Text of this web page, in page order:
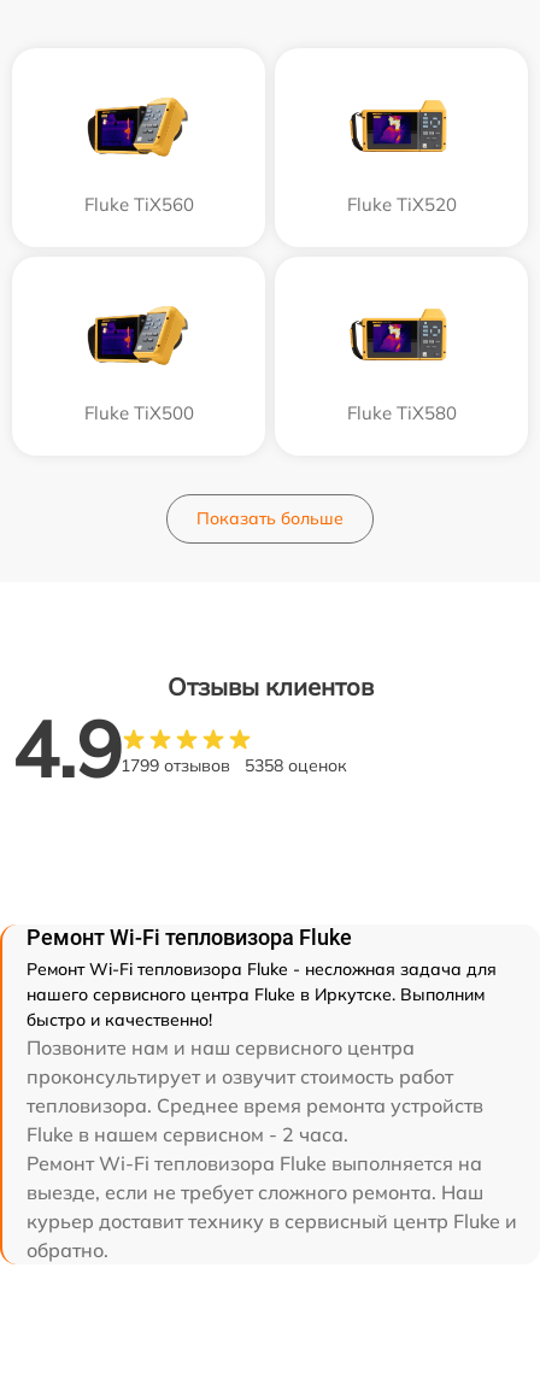
Fluke TiX560 Fluke TiX520
Fluke TiX500 Fluke TiX580
Показать больше
Отзывы клиентов
4.91799 отзывов 5358 оценок
Ремонт Wi-Fi тепловизора Fluke
Ремонт Wi-Fi тепловизора Fluke - несложная задача для
нашего сервисного центра Fluke в Иркутске. Выполним
быстро и качественно!
Позвоните нам и наш сервисного центра
проконсультирует и озвучит стоимость работ
тепловизора. Среднее время ремонта устройств
Fluke в нашем сервисном - 2 часа.
Ремонт Wi-Fi тепловизора Fluke выполняется на
выезде, если не требует сложного ремонта. Наш
курьер доставит технику в сервисный центр Fluke и
обратно.